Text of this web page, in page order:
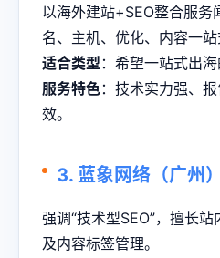
以海外建站+SEO整合服务
名、主机、优化、内容一站
适合类型 ：希望一站式出海
服务特色：技术实力强、
效。
3. 蓝象网络（广州）
强调“技术型SEO”，擅长
及内容标签管理。